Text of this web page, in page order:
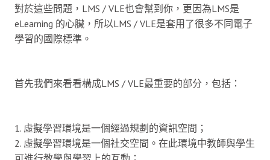
對於這些問題，LMS / VLE也會幫到你，更因為LMS是
eLearning 的心臟，所以LMS / VLE是套用了很多不同電子
學習的國際標準。
首先我們來看看構成LMS / VLE最重要的部分，包括：
1. 虛擬學習環境是一個經過規劃的資訊空間；
2. 虛擬學習環境是一個社交空間。在此環境中教師與學生